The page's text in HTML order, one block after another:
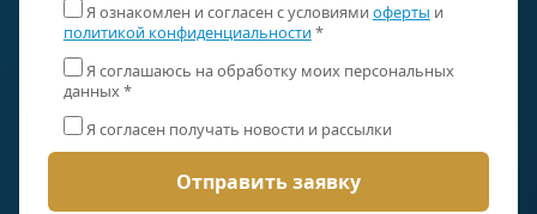
Я ознакомлен и согласен с условиями оферты и
политикой конфиденциальности*
Я соглашаюсь на обработку моих персональных
данных *
Я согласен получать новости и рассылки